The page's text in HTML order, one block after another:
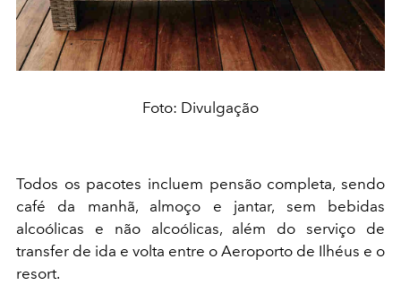
Foto: Divulgação
Todos os pacotes incluem pensão completa, sendo
café da manhã, almoço e jantar, sem bebidas
alcoólicas e não alcoólicas, além do serviço de
transfer de ida e volta entre o Aeroporto de Ilhéus e o
resort.